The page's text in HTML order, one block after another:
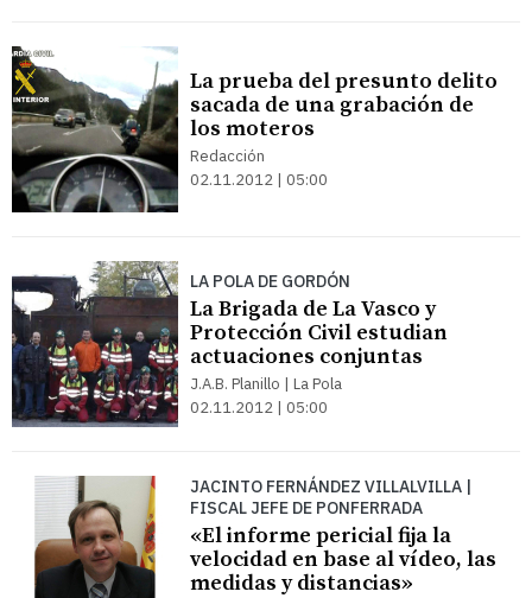
La prueba del presunto delito
sacada de una grabación de
los moteros
Redacción
02.11.2012 | 05:00
LA POLA DE GORDÓN
La Brigada de La Vasco y
Protección Civil estudian
actuaciones conjuntas
J.A.B. Planillo | La Pola
02.11.2012 | 05:00
JACINTO FERNÁNDEZ VILLALVILLA |
FISCAL JEFE DE PONFERRADA
«El informe pericial fija la
velocidad en base al vídeo, las
medidas y distancias»